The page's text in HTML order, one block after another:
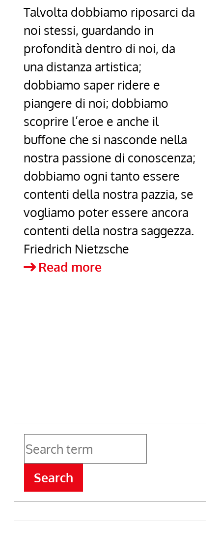
Talvolta dobbiamo riposarci da
noi stessi, guardando in
profondità dentro di noi, da
una distanza artistica;
dobbiamo saper ridere e
piangere di noi; dobbiamo
scoprire l’eroe e anche il
buffone che si nasconde nella
nostra passione di conoscenza;
dobbiamo ogni tanto essere
contenti della nostra pazzia, se
vogliamo poter essere ancora
contenti della nostra saggezza.
Friedrich Nietzsche
Read morePrenditi
Search